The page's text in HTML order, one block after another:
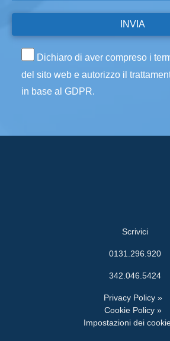
Dichiaro di aver compreso i
del sito web e autorizzo il
in base al GDPR.
Scrivici
0131.296.920
342.046.5424
Privacy Policy »
Cookie Policy »
Impostazioni dei